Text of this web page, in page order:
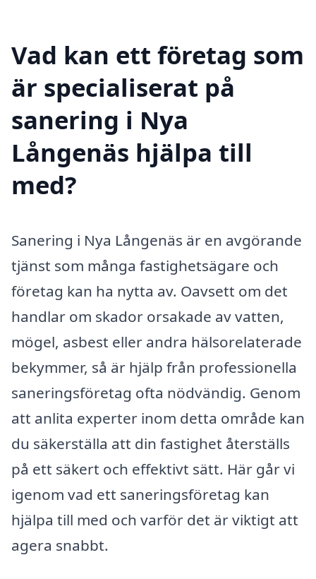
Vad kan ett företag som
är specialiserat på
sanering i Nya
Långenäs hjälpa till
med?
Sanering i Nya Långenäs är en avgörande
tjänst som många fastighetsägare och
företag kan ha nytta av. Oavsett om det
handlar om skador orsakade av vatten,
mögel, asbest eller andra hälsorelaterade
bekymmer, så är hjälp från professionella
saneringsföretag ofta nödvändig. Genom
att anlita experter inom detta område kan
du säkerställa att din fastighet återställs
på ett säkert och effektivt sätt. Här går vi
igenom vad ett saneringsföretag kan
hjälpa till med och varför det är viktigt att
agera snabbt.